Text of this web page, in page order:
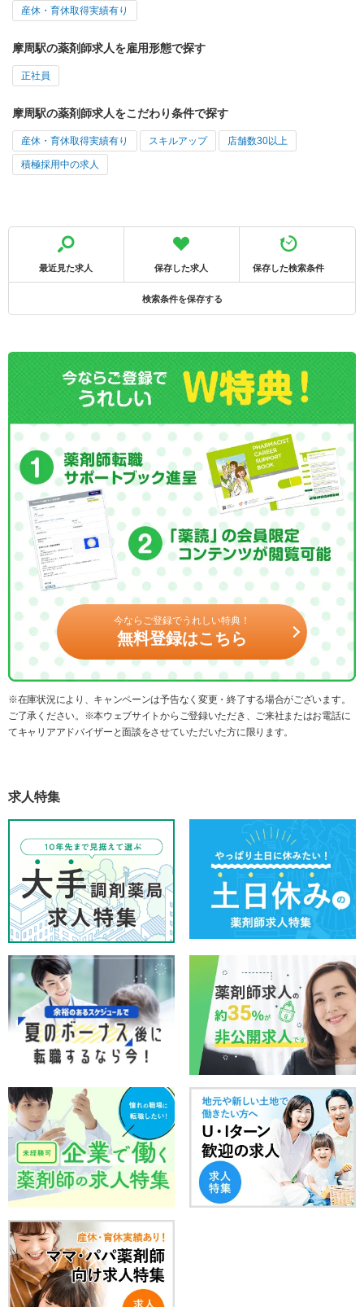
産休・育休取得実績有り
摩周駅の薬剤師求人を雇用形態で探す
正社員
摩周駅の薬剤師求人をこだわり条件で探す
産休・育休取得実績有り スキルアップ 店舗数30以上
積極採用中の求人
最近見た求人 保存した求人 保存した検索条件
検索条件を保存する
今ならご登録でうれしい特典！
無料登録はこちら
※在庫状況により、キャンペーンは予告なく変更・終了する場合がございます。
ご了承ください。※本ウェブサイトからご登録いただき、ご来社またはお電話に
てキャリアアドバイザーと面談をさせていただいた方に限ります。
求人特集